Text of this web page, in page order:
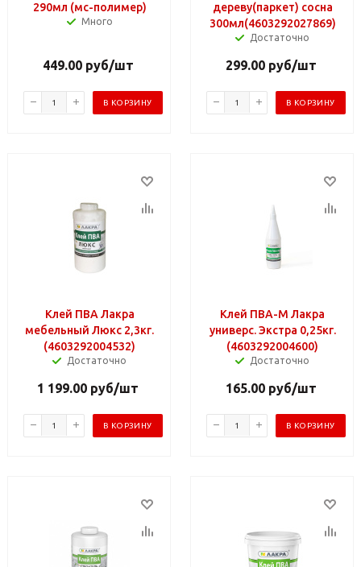
290мл (мс-полимер)
Много
449.00руб/шт
В КОРЗИНУ
дереву(паркет) сосна
300мл(4603292027869)
Достаточно
299.00руб/шт
В КОРЗИНУ
Клей ПВА Лакра
мебельный Люкс 2,3кг.
(4603292004532)
Достаточно
1 199.00 руб/шт
В КОРЗИНУ
Клей ПВА-М Лакра
универс. Экстра 0,25кг.
(4603292004600)
Достаточно
165.00руб/шт
В КОРЗИНУ